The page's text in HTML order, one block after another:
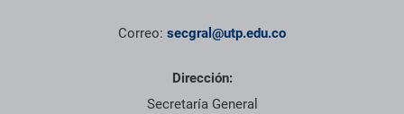
Correo: secgral@utp.edu.co
Dirección:
Secretaría General